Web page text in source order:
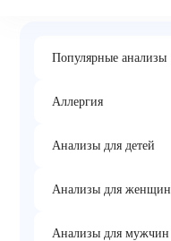
Популярные анализы
Аллергия
Анализы для детей
Анализы для женщин
Анализы для мужчин